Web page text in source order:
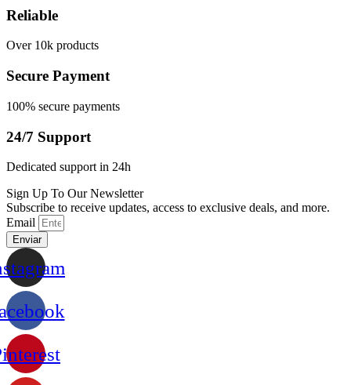
Reliable
Over 10k products
Secure Payment
100% secure payments
24/7 Support
Dedicated support in 24h
Sign Up To Our Newsletter
Subscribe to receive updates, access to exclusive deals, and more.
Email
Enviar